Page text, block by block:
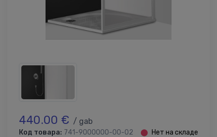
440.00 € / gab
Код товара: 741-9000000-00-02 ⬤ Нет на складе